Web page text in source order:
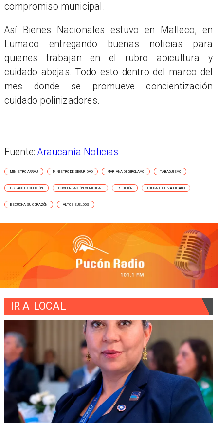
compromiso municipal.
Así Bienes Nacionales estuvo en Malleco, en
Lumaco entregando buenas noticias para
quienes trabajan en el rubro apicultura y
cuidado abejas. Todo esto dentro del marco del
mes donde se promueve concientización
cuidado polinizadores.
Fuente:Araucanía Noticias
MINISTRO ARRAU MINISTRO DE SEGURIDAD MARIANA DI GIROLAMO TABAQUISMO
ESTADO EXCEPCIÓN COMPENSACIÓN MUNICIPAL RELIGIÓN CIUDAD DEL VATICANO
ESCUCHA SU CORAZÓN ALTOS SUELDOS
IR A LOCAL